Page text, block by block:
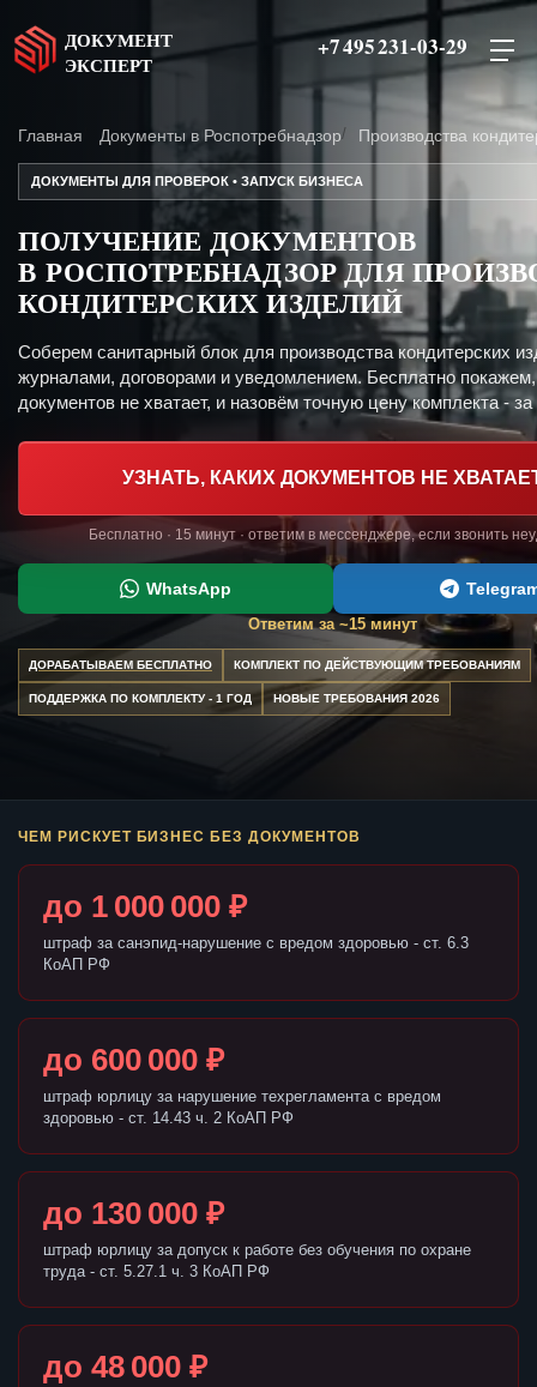
ДОКУМЕНТ
ЭКСПЕРТ
+7 495 231-03-29
Главная Документы в Роспотребнадзор Производства
ДОКУМЕНТЫ ДЛЯ ПРОВЕРОК • ЗАПУСК БИЗНЕСА
ПОЛУЧЕНИЕ ДОКУМЕНТОВ
В РОСПОТРЕБНАДЗОР ДЛЯ
КОНДИТЕРСКИХ ИЗДЕЛИЙ
Соберем санитарный блок для производства кондитерских
журналами, договорами и уведомлением. Бесплатно покажем,
документов не хватает, и назовём точную цену комплекта - за
УЗНАТЬ, КАКИХ ДОКУМЕНТОВ НЕ
Бесплатно · 15 минут · ответим в мессенджере, если звонить
WhatsApp
Ответим за ~15 минут
ДОРАБАТЫВАЕМ БЕСПЛАТНО КОМПЛЕКТ ПО ДЕЙСТВУЮЩИМ ТРЕБОВАНИЯМ
ПОДДЕРЖКА ПО КОМПЛЕКТУ - 1 ГОД НОВЫЕ ТРЕБОВАНИЯ 2026
ЧЕМ РИСКУЕТ БИЗНЕС БЕЗ ДОКУМЕНТОВ
до 1 000 000 ₽
штраф за санэпид-нарушение с вредом здоровью - ст. 6.3
КоАП РФ
до 600 000 ₽
штраф юрлицу за нарушение техрегламента с вредом
здоровью - ст. 14.43 ч. 2 КоАП РФ
до 130 000 ₽
штраф юрлицу за допуск к работе без обучения по охране
труда - ст. 5.27.1 ч. 3 КоАП РФ
до 48 000 ₽